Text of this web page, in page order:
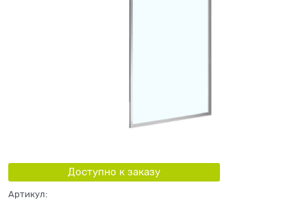
Доступно к заказу
Артикул: